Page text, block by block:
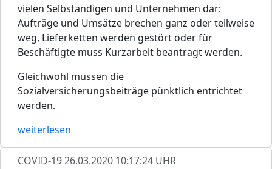
vielen Selbständigen und Unternehmen dar:
Aufträge und Umsätze brechen ganz oder teilweise
weg, Lieferketten werden gestört oder für
Beschäftigte muss Kurzarbeit beantragt werden.
Gleichwohl müssen die
Sozialversicherungsbeiträge pünktlich entrichtet
werden.
weiterlesen
COVID-1926.03.2020 10:17:24 UHR